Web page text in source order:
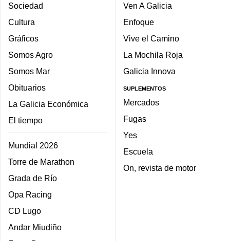
Sociedad
Cultura
Gráficos
Somos Agro
Somos Mar
Obituarios
La Galicia Económica
El tiempo
Mundial 2026
Torre de Marathon
Grada de Río
Opa Racing
CD Lugo
Andar Miudiño
Ven A Galicia
Enfoque
Vive el Camino
La Mochila Roja
Galicia Innova
SUPLEMENTOS
Mercados
Fugas
Yes
Escuela
On, revista de motor